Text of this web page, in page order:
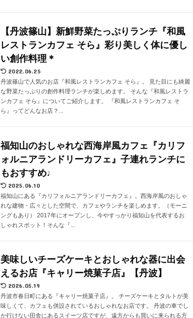
【丹波篠山】新鮮野菜たっぷりランチ『和風
レストランカフェ そら』彩り美しく体に優し
い創作料理＊
2022.06.25
丹波篠山で人気のお店『和風レストランカフェ そら』。 見た目にも綺麗
な野菜たっぷりの創作料理ランチが楽しめます。 そんな『和風レストラ
ンカフェ そら』についてご紹介します。 『和風レストランカフェ そ
ら』ってどんなお店？...
福知山のおしゃれな西海岸風カフェ『カリフ
ォルニアランドリーカフェ』子連れランチに
もおすすめ♩
2025.06.10
福知山にある『カリフォルニアランドリーカフェ』。西海岸風のおしゃ
れな建物・広々とした空間で、カフェやランチを楽しめます。（モーニ
ングもあり） 2017年にオープンし、今やすっかり福知山を代表するお
しゃれスポット！そんな『...
美味しいチーズケーキとおしゃれな器に出会
えるお店『キャリー焼菓子店』【丹波】
2026.05.19
丹波市春日町にある『キャリー焼菓子店』。 チーズケーキとタルトが美
味しくて、カフェも併設されているおしゃれなお店です。 丹波の車でし
か行けない田舎にあるスイーツ店ですが、遠方からも買いに来られる方